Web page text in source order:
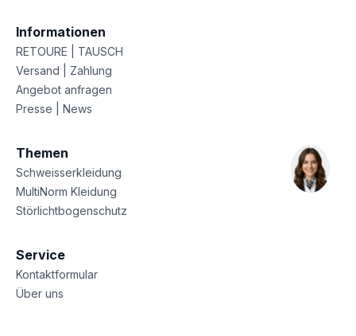
Informationen
RETOURE | TAUSCH
Versand | Zahlung
Angebot anfragen
Presse | News
Themen
Schweisserkleidung
MultiNorm Kleidung
Störlichtbogenschutz
Service
Kontaktformular
Über uns